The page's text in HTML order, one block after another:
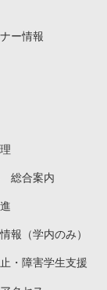
ー情報
総合案内
報（学内のみ）
・障害学生支援